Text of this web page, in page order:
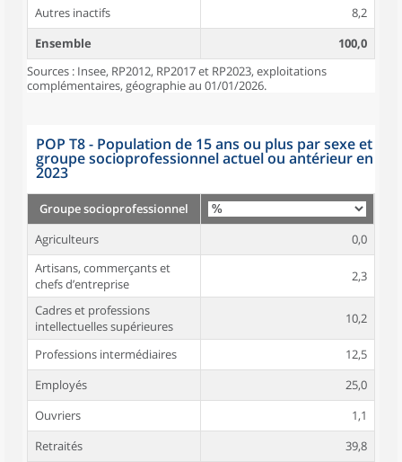
Autres inactifs
8,2
Ensemble
100,0
Sources : Insee, RP2012, RP2017 et RP2023, exploitations
complémentaires, géographie au 01/01/2026.
POP T8 - Population de 15 ans ou plus par sexe et
groupe socioprofessionnel actuel ou antérieur en
2023
Groupe socioprofessionnel
Agriculteurs
0,0
Artisans, commerçants et
chefs d’entreprise
2,3
Cadres et professions
intellectuelles supérieures
10,2
Professions intermédiaires
12,5
Employés
25,0
Ouvriers
1,1
Retraités
39,8